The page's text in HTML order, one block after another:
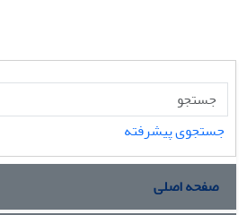
جستجوی پیشرفته
صفحه اصلی